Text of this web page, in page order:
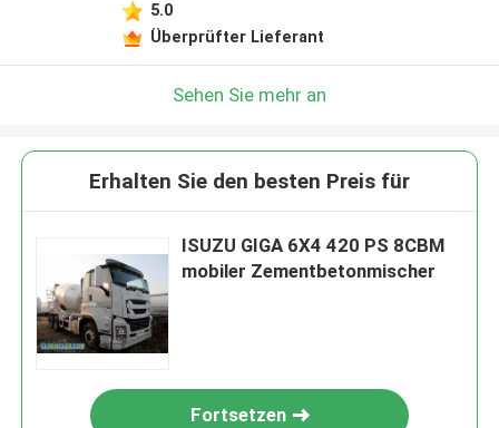
5.0
Überprüfter Lieferant
Sehen Sie mehr an
Erhalten Sie den besten Preis für
ISUZU GIGA 6X4 420 PS 8CBM
mobiler Zementbetonmischer
Fortsetzen